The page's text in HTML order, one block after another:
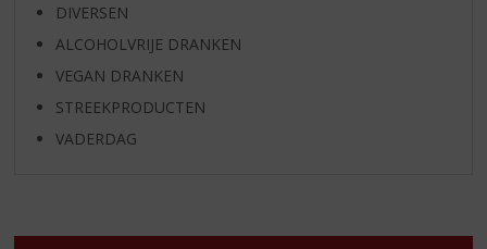
DIVERSEN
ALCOHOLVRIJE DRANKEN
VEGAN DRANKEN
STREEKPRODUCTEN
VADERDAG